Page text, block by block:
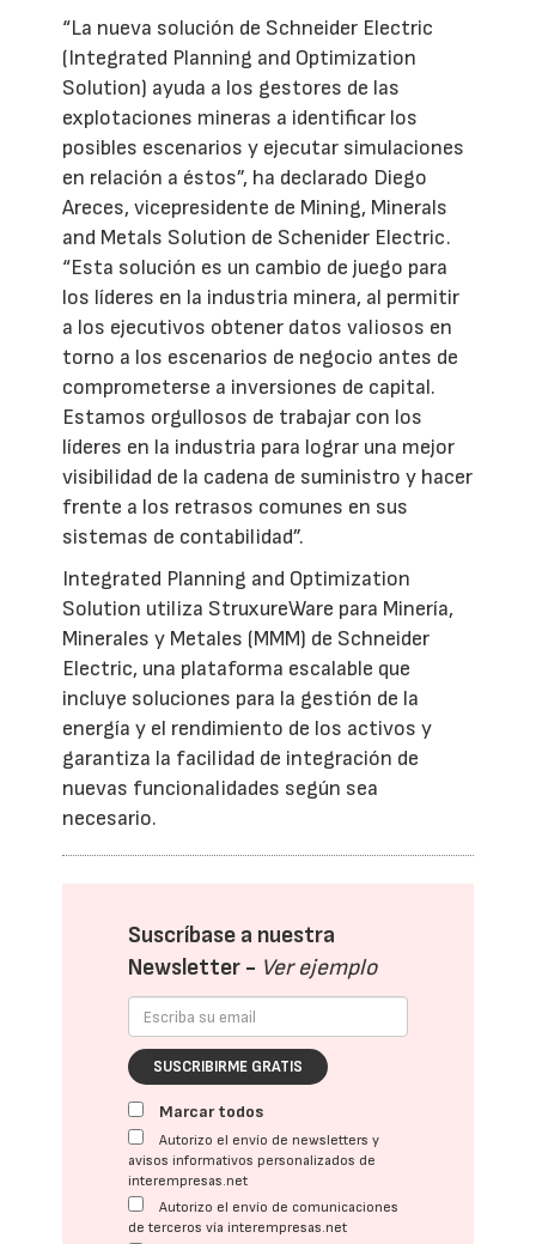
“La nueva solución de Schneider Electric
(Integrated Planning and Optimization
Solution) ayuda a los gestores de las
explotaciones mineras a identificar los
posibles escenarios y ejecutar simulaciones
en relación a éstos”, ha declarado Diego
Areces, vicepresidente de Mining, Minerals
and Metals Solution de Schenider Electric.
“Esta solución es un cambio de juego para
los líderes en la industria minera, al permitir
a los ejecutivos obtener datos valiosos en
torno a los escenarios de negocio antes de
comprometerse a inversiones de capital.
Estamos orgullosos de trabajar con los
líderes en la industria para lograr una mejor
visibilidad de la cadena de suministro y hacer
frente a los retrasos comunes en sus
sistemas de contabilidad”.
Integrated Planning and Optimization
Solution utiliza StruxureWare para Minería,
Minerales y Metales (MMM) de Schneider
Electric, una plataforma escalable que
incluye soluciones para la gestión de la
energía y el rendimiento de los activos y
garantiza la facilidad de integración de
nuevas funcionalidades según sea
necesario.
Suscríbase a nuestra
Newsletter - Ver ejemplo
SUSCRIBIRME GRATIS
Marcar todos
Autorizo el envío de newsletters y
avisos informativos personalizados de
interempresas.net
Autorizo el envío de comunicaciones
de terceros vía interempresas.net